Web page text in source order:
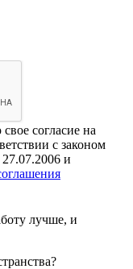
согласие на
с законом
и
лучше, и